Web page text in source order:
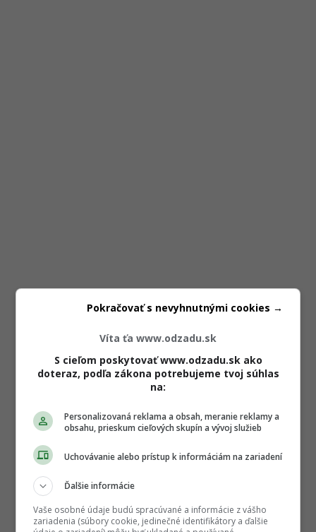
Víta ťa www.odzadu.sk
S cieľom poskytovať www.odzadu.sk ako
doteraz, podľa zákona potrebujeme tvoj súhlas
na:
Personalizovaná reklama a obsah, meranie reklamy a
obsahu, prieskum cieľových skupín a vývoj služieb
Uchovávanie alebo prístup k informáciám na zariadení
Ďalšie informácie
Vaše osobné údaje budú spracúvané a informácie z vášho
zariadenia (súbory cookie, jedinečné identifikátory a ďalšie
Pokračovať s nevyhnutnými cookies →